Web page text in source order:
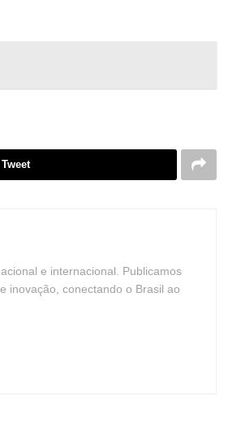
Tweet
e internacional. Publicamos
inovação, conectando o Brasil ao